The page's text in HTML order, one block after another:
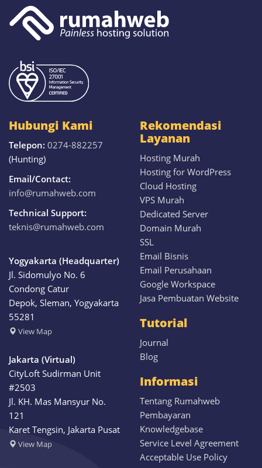
Hubungi Kami
Telepon: 0274-882257
(Hunting)
Email/Contact:
info@rumahweb.com
Technical Support:
teknis@rumahweb.com
Yogyakarta (Headquarter)
Jl. Sidomulyo No. 6
Condong Catur
Depok, Sleman, Yogyakarta
55281
View Map
Jakarta (Virtual)
CityLoft Sudirman Unit
#2503
Jl. KH. Mas Mansyur No.
121
Karet Tengsin, Jakarta Pusat
View Map
Rekomendasi
Layanan
Hosting Murah
Hosting for WordPress
Cloud Hosting
VPS Murah
Dedicated Server
Domain Murah
SSL
Email Bisnis
Email Perusahaan
Google Workspace
Jasa Pembuatan Website
Tutorial
Journal
Blog
Informasi
Tentang Rumahweb
Pembayaran
Knowledgebase
Service Level Agreement
Acceptable Use Policy